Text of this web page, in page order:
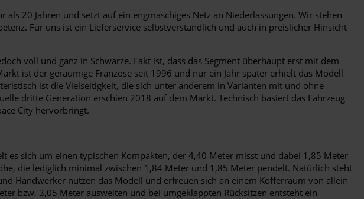
20 Jahren und setzt auf ein engmaschiges Netz an Niederlassungen. Wir stehen
Für uns ist ein Lieferservice selbstverständlich und auch in preislicher Hinsicht
voll und ganz in Schwarze. Fakt ist, dass das Segment überhaupt erst mit dem
ist der geräumige Franzose seit 1996 und nur ein Jahr später erhielt das Modell
ist die Vielseitigkeit, die sich unter anderem in Varianten mit und ohne
dritte Generation erschien 2018 auf dem Markt. Technisch basiert das Fahrzeug
City hervorbringt.
es sich um einen typischen Kompakten, der 4,40 Meter misst und dabei 1,85 Meter
die lediglich minimal zwischen 1,84 Meter und 1,85 Meter pendelt. Natürlich steht
Handwerker nutzen das Modell und erfreuen sich an einem Kofferraum von allein
bzw. 3,05 Meter ausweiten und bei umgeklappten Rücksitzen entsteht ein